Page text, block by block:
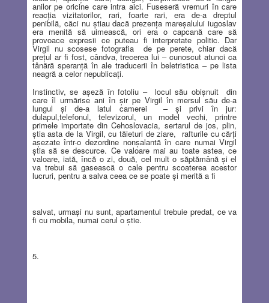
anilor pe oricine care intra aici. Fuseseră vremuri în care
reacţia vizitatorilor, rari, foarte rari, era de-a dreptul
penibilă, căci nu ştiau dacă prezenţa mareşalului iugoslav
era menită să uimească, ori era o capcană care să
provoace expresii ce puteau fi interpretate politic. Dar
Virgil nu scosese fotografia de pe perete, chiar dacă
preţul ar fi fost, cândva, trecerea lui – cunoscut atunci ca
tânără speranţă în ale traducerii în beletristica – pe lista
neagră a celor nepublicaţi.
Instinctiv, se aşeză în fotoliu –
locul său obişnuit din
care îl urmărise ani în şir pe Virgil în mersul său de-a
lungul şi de-a latul camerei – şi privi în jur:
dulapul,telefonul, televizorul, un model vechi, printre
primele importate din Cehoslovacia, sertarul de jos, plin,
ştia asta de la Virgil, cu tăieturi de ziare, rafturile cu cărţi
aşezate într-o dezordine nonşalantă în care numai Virgil
ştia să se descurce. Ce valoare mai au toate astea, ce
valoare, iată, încă o zi, două, cel mult o săptămână şi el
va trebui să gasească o cale pentru scoaterea acestor
lucruri, pentru a salva ceea ce se poate şi merită a fi
salvat, urmaşi nu sunt, apartamentul trebuie predat, ce va
fi cu mobila, numai cerul o ştie.
5.